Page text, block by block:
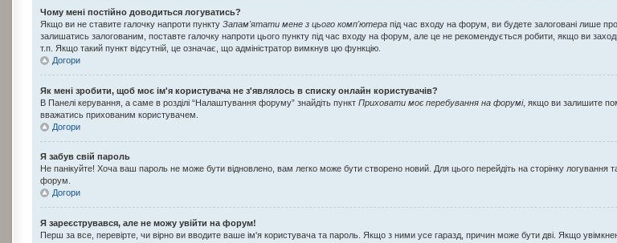
Чому мені постійно доводиться логуватись?
Якщо ви не ставите галочку напроти пунктуЗапам'ятати мене з цього комп'ютера під час входу на форум, ви будете залоговані лише
залишатись залогованим, поставте галочку напроти цього пункту під час входу на форум, але це не рекомендується робити, якщо ви
т.п. Якщо такий пункт відсутній, це означає, що адміністратор вимкнув цю функцію.
Догори
Як мені зробити, щоб моє ім'я користувача не з'являлось в списку онлайн користувачів?
В Панелі керування, а саме в розділі “Налаштування форуму” знайдіть пунктПриховати моє перебування на форумі, якщо ви залишите
вважатись прихованим користувачем.
Догори
Я забув свій пароль
Не панікуйте! Хоча ваш пароль не може бути відновлено, вам легко може бути створено новий. Для цього перейдіть на сторінку логування
форум.
Догори
Я зареєструвався, але не можу увійти на форум!
Перш за все, перевірте, чи вірно ви вводите ваше ім'я користувача та пароль. Якщо з ними усе гаразд, причин може бути дві. Якщо